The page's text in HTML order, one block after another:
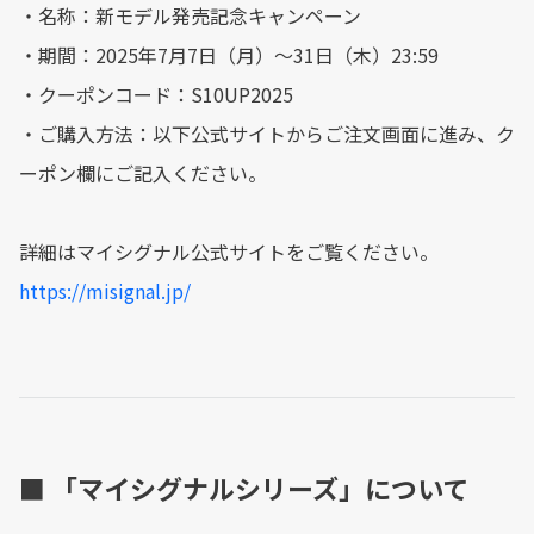
・名称：新モデル発売記念キャンペーン
・期間：2025年7月7日（月）〜31日（木）23:59
・クーポンコード：S10UP2025
・ご購入方法：以下公式サイトからご注文画面に進み、ク
ーポン欄にご記入ください。
詳細はマイシグナル公式サイトをご覧ください。
https://misignal.jp/
■ 「マイシグナルシリーズ」について